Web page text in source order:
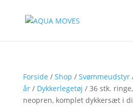
Forside / Shop / Svømmeudstyr
år/ Dykkerlegetøj / 36 stk.
neopren, komplet dykkersæt i